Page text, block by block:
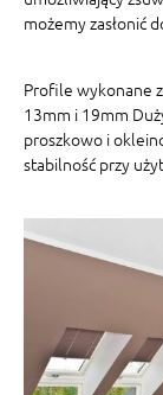
możemy zasłonić
Profile wykonane
13mm i 19mm
proszkowo i
stabilność przy